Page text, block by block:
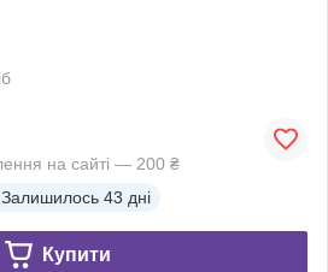
на сайті — 200 ₴
Залишилось 43 дні
Купити